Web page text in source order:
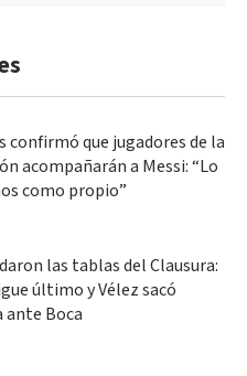
confirmó que jugadores de la
acompañarán a Messi: “Lo
como propio”
las tablas del Clausura:
último y Vélez sacó
ante Boca